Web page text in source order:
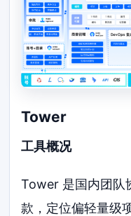
Tower
工具概况
Tower 是国内团队
款，定位偏轻量级